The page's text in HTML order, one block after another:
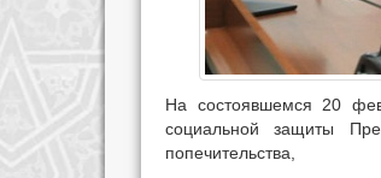
На состоявшемся 20
социальной защиты
попечительства,